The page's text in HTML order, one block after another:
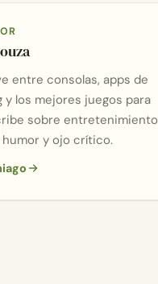
entre consolas, apps de
y los mejores juegos para
sobre entretenimiento
y ojo crítico.